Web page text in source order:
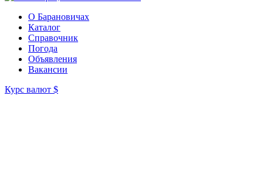
О Барановичах
Каталог
Справочник
Погода
Объявления
Вакансии
Курс валют $